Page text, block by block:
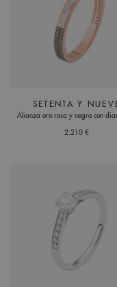
SETENTA Y
Alianza oro rosa y negro con
2.210 €